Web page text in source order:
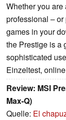
Whether you
professional –
games in your
the Prestige is a
sophisticated
Einzeltest,
Review: MSI
Max-Q)
Quelle: El